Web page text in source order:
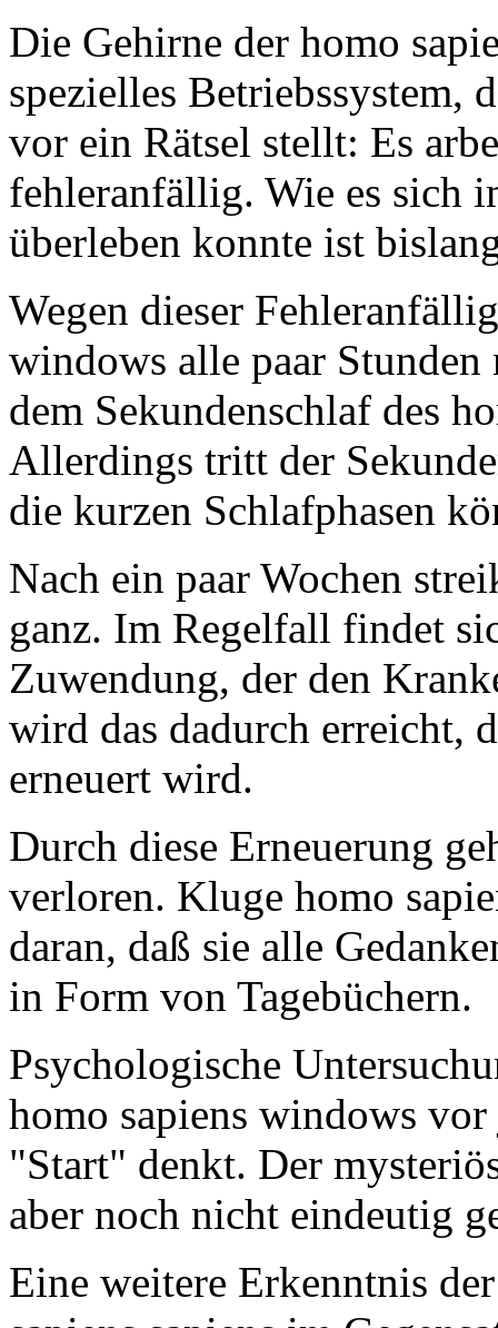
Die Gehirne der homo
spezielles Betriebssystem,
vor ein Rätsel stellt: Es
fehleranfällig. Wie es sich
überleben konnte ist
Wegen dieser
windows alle paar
dem Sekundenschlaf des
Allerdings tritt der
die kurzen Schlafphasen
Nach ein paar Wochen
ganz. Im Regelfall findet
Zuwendung, der den
wird das dadurch erreicht,
erneuert wird.
Durch diese Erneuerung
verloren. Kluge homo
daran, daß sie alle
in Form von Tagebüchern.
Psychologische
homo sapiens windows
"Start" denkt. Der
aber noch nicht eindeutig
Eine weitere Erkenntnis